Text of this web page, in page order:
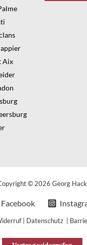
Aix
© 2026 Georg Hack
Facebook
| Datenschutz